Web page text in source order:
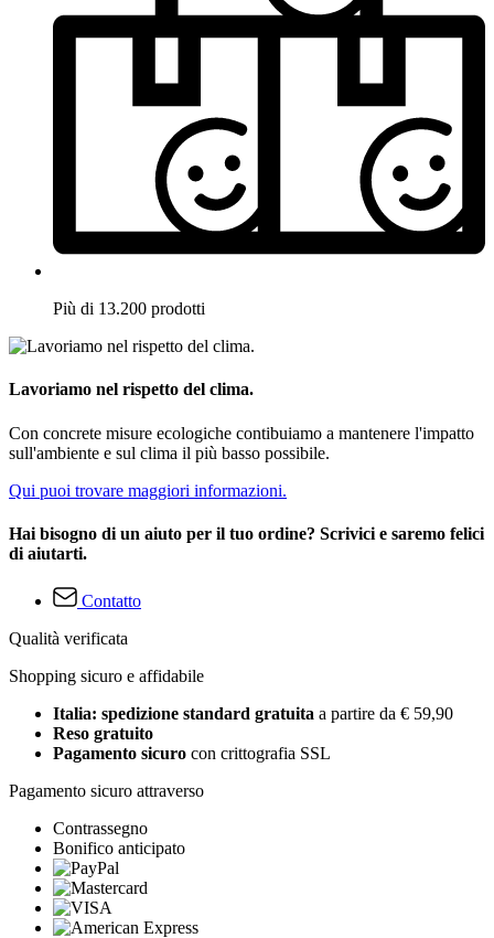
Più di 13.200 prodotti
Lavoriamo nel rispetto del clima.
Con concrete misure ecologiche contibuiamo a mantenere l'impatto
sull'ambiente e sul clima il più basso possibile.
Qui puoi trovare maggiori informazioni.
Hai bisogno di un aiuto per il tuo ordine? Scrivici e saremo felici
di aiutarti.
Contatto
Qualità verificata
Shopping sicuro e affidabile
Italia: spedizione standard gratuita a partire da € 59,90
Reso gratuito
Pagamento sicuro con crittografia SSL
Pagamento sicuro attraverso
Contrassegno
Bonifico anticipato